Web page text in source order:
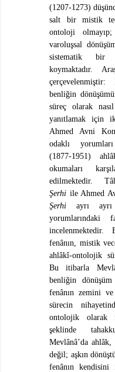
(1207-1273)
salt bir mistik
ontoloji olmayıp;
varoluşsal
sistematik bir
koymaktadır.
çerçevelenmiştir:
benliğin
süreç olarak
yanıtlamak için
Ahmed Avni
odaklı
(1877-1951)
okumaları
edilmektedir.
Şerhi ile Ahmed
Şerhi ayrı
yorumlarındaki
incelenmektedir.
fenânın, mistik
ahlâkî-ontolojik
Bu itibarla
benliğin
fenânın zemini
sürecin
ontolojik olarak
şeklinde
Mevlânâ’da
değil; aşkın
fenânın